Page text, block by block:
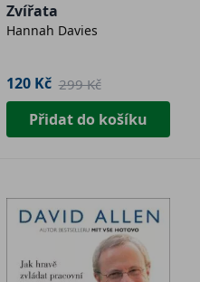
Zvířata
Hannah Davies
120 Kč 299 Kč
Přidat do košíku